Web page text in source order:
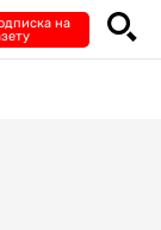
на